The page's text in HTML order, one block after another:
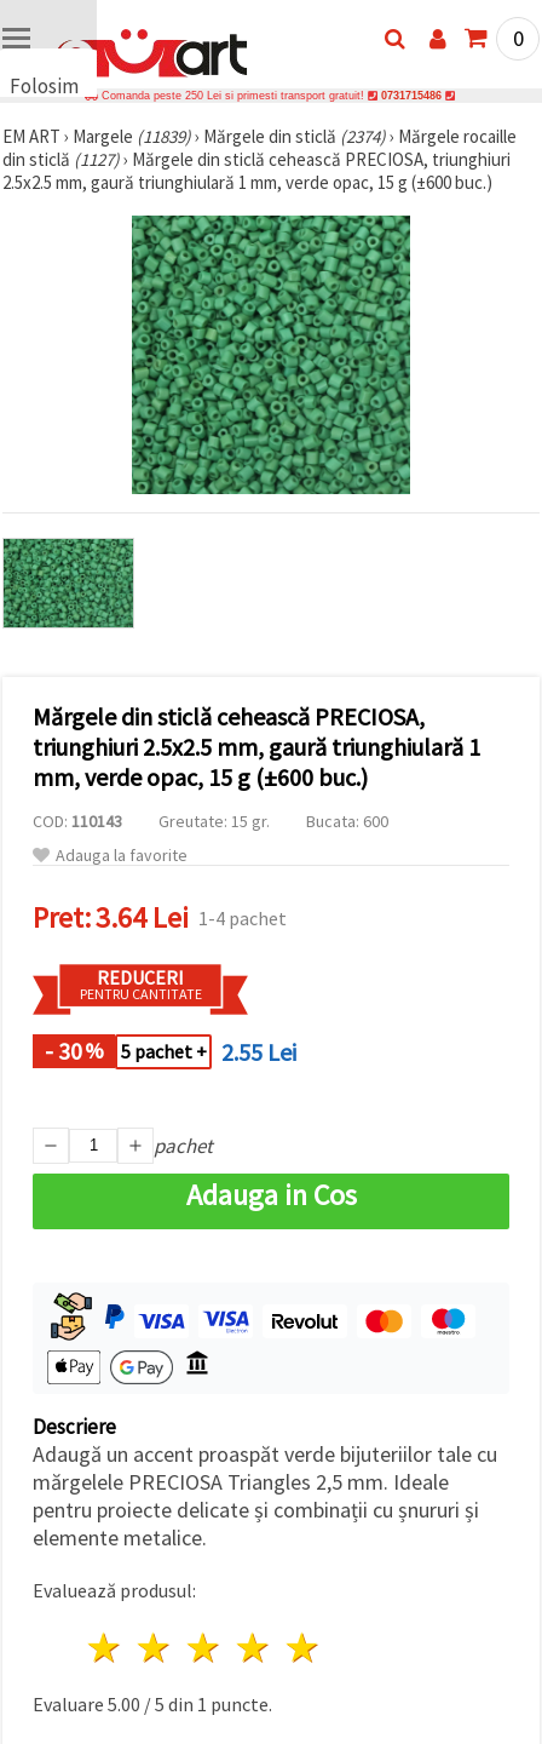
Folosim
uri
🍪 Folosim
cookie-uri
afișa
conținut și
reclame
mai
relevante,
analiză și
marketing.
acord să
toate
urile făcând
toate!" Sau
preferințele
în setări
selectând
un tip de
cookie -uri
dat și
"Salvați"
0
Comanda peste 250 Lei si primesti transport gratuit! 0731715486
EM ART › Margele (11839)› Mărgele din sticlă (2374)› Mărgele rocaille
din sticlă (1127)› Mărgele din sticlă cehească PRECIOSA, triunghiuri
2.5x2.5 mm, gaură triunghiulară 1 mm, verde opac, 15 g (±600 buc.)
Mărgele din sticlă cehească PRECIOSA,
triunghiuri 2.5x2.5 mm, gaură triunghiulară 1
mm, verde opac, 15 g (±600 buc.)
COD: 110143 Greutate: 15 gr.
Bucata: 600
Adauga la favorite
Pret:3.64 Lei 1-4 pachet
REDUCERI
PENTRU CANTITATE
- 30% 5 pachet + 2.55 Lei
pachet
Adauga in Cos
Descriere
Adaugă un accent proaspăt verde bijuteriilor tale cu
mărgelele PRECIOSA Triangles 2,5 mm. Ideale
pentru proiecte delicate și combinații cu șnururi și
elemente metalice.
Evaluează produsul:
4 stele
3 stele
2 stele
1 stea
Evaluare 5.00 /5 din 1 puncte.